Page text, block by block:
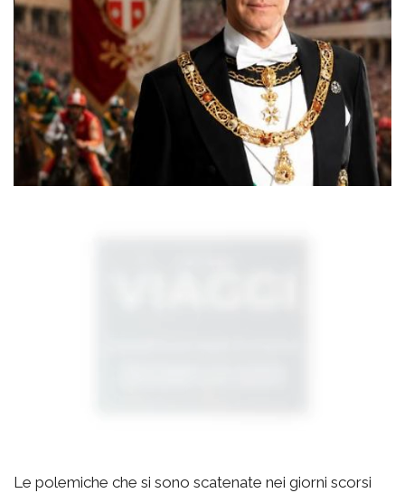
Le polemiche che si sono scatenate nei giorni scorsi